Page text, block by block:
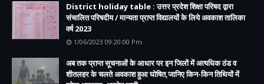
District holiday table : उत्तर प्रदेश शिक्षा परिषद द्वारा
संचालित परिषदीय / मान्यता प्राप्त विद्यालयों के लिये अवकाश तालिका
वर्ष 2023
1/06/2023 09:20:00 Pm
अब तक प्राप्त सूचनाओं के आधार पर इन जिलों में अत्यधिक ठंड व
शीतलहर के चलते अवकाश हुआ घोषित,जानिए किन-किन तिथियों में